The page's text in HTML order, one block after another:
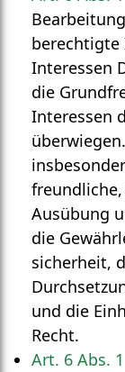
berechtigte
Interessen
die
Interessen
Ausübung
die
sicherheit,
und die
Recht.
Art. 6 Abs.